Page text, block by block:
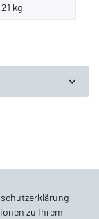
kg
zu Ihrem